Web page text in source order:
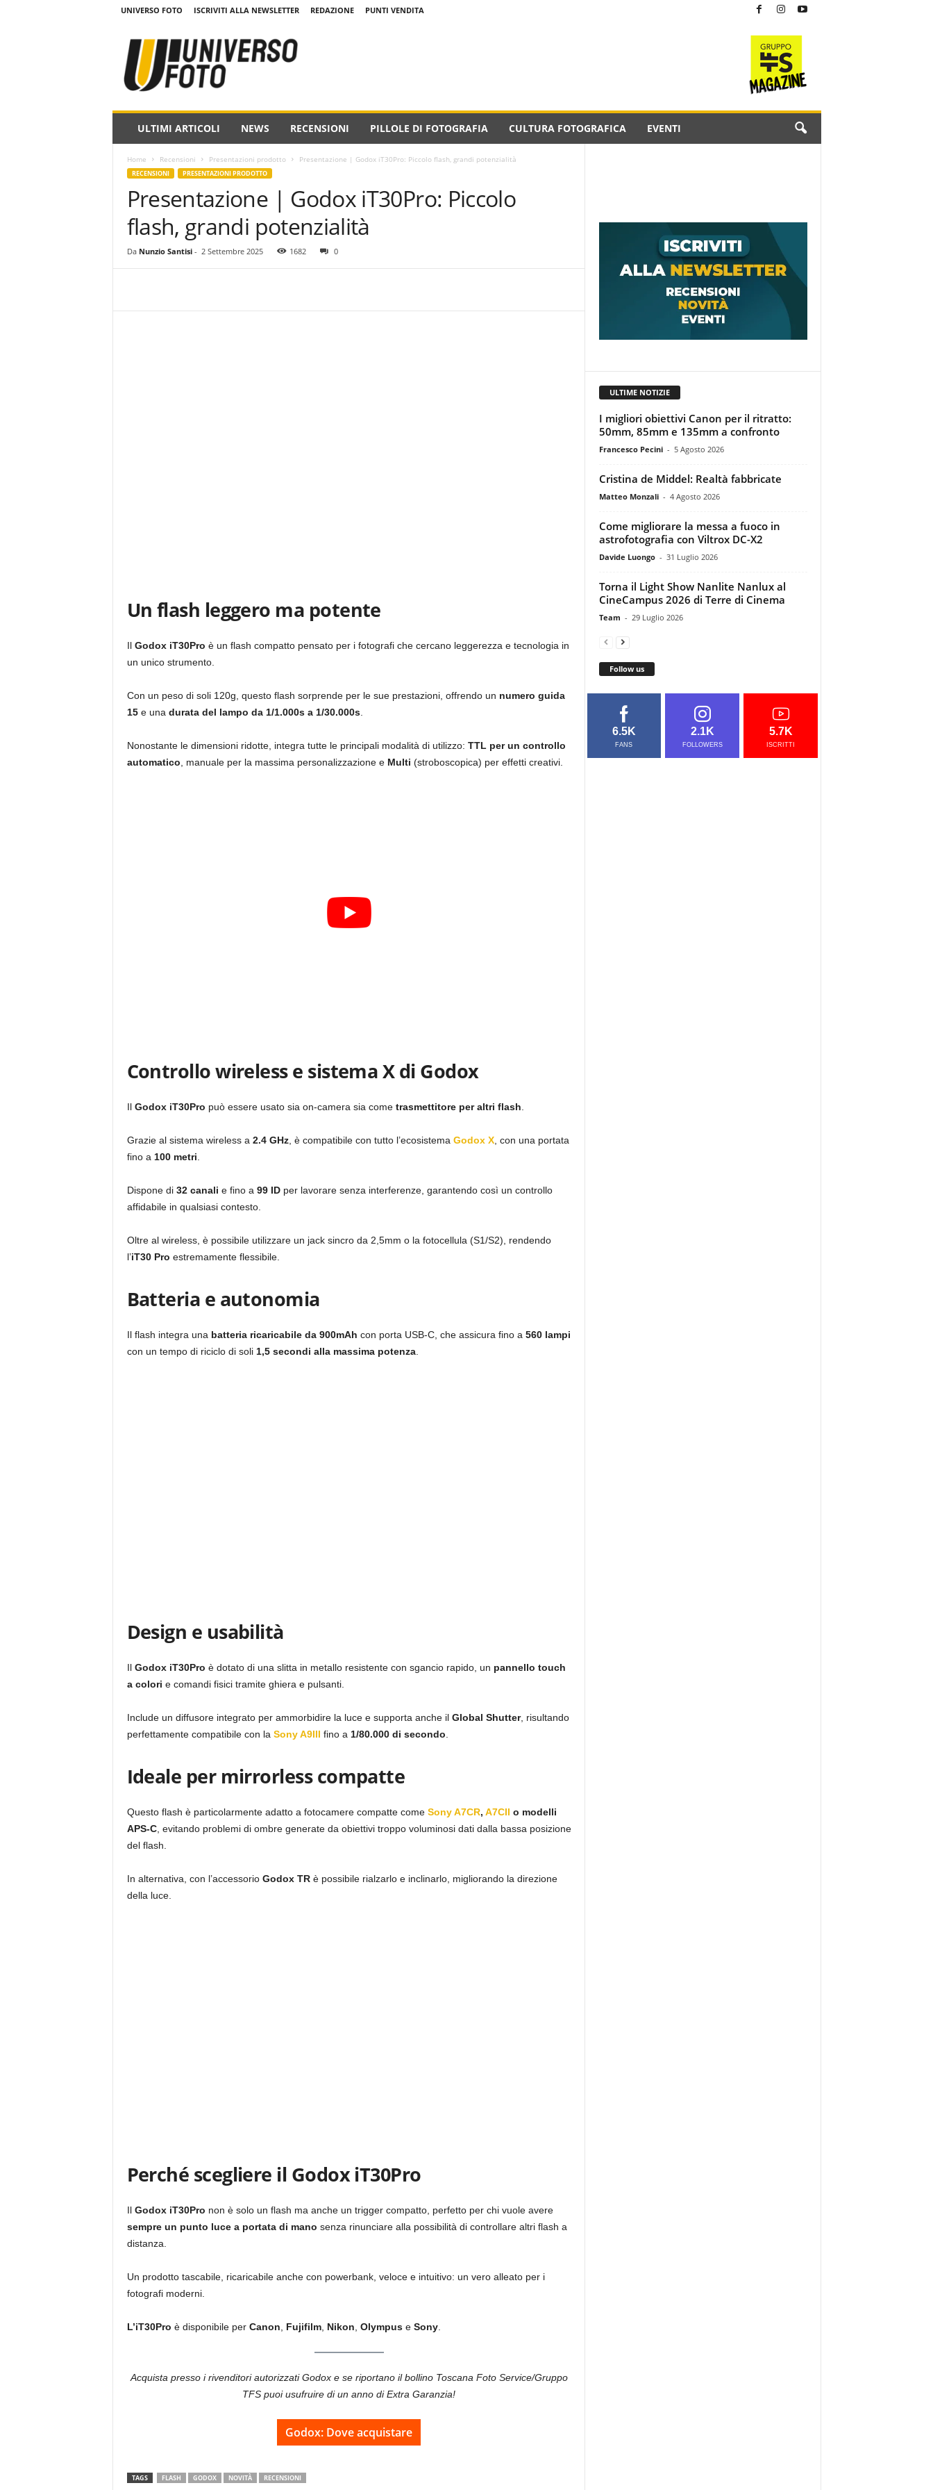
UNIVERSO FOTO ISCRIVITI ALLA NEWSLETTER REDAZIONE PUNTI VENDITA
.
ULTIMI ARTICOLI NEWS RECENSIONI PILLOLE DI FOTOGRAFIA CULTURA FOTOGRAFICA EVENTI
Home Recensioni Presentazioni prodotto Presentazione | Godox iT30Pro: Piccolo flash, grandi potenzialità
RECENSIONI PRESENTAZIONI PRODOTTO
Presentazione | Godox iT30Pro: Piccolo
flash, grandi potenzialità
Da Nunzio Santisi- 2 Settembre 2025 1682 0
Un flash leggero ma potente
Il Godox iT30Pro è un flash compatto pensato per i fotografi che cercano leggerezza e tecnologia in
un unico strumento.
Con un peso di soli 120g, questo flash sorprende per le sue prestazioni, offrendo un numero guida
15e una durata del lampo da 1/1.000s a 1/30.000s.
Nonostante le dimensioni ridotte, integra tutte le principali modalità di utilizzo: TTL per un controllo
automatico , manuale per la massima personalizzazione e Multi (stroboscopica) per effetti creativi.
Controllo wireless e sistema X di Godox
Il Godox iT30Pro può essere usato sia on-camera sia come trasmettitore per altri flash
Grazie al sistema wireless a 2.4 GHz, è compatibile con tutto l’ecosistema Godox X, con una portata
fino a 100 metri
Dispone di 32 canali e fino a 99 IDper lavorare senza interferenze, garantendo così un controllo
affidabile in qualsiasi contesto.
Oltre al wireless, è possibile utilizzare un jack sincro da 2,5mm o la fotocellula (S1/S2), rendendo
l’iT30 Pro estremamente flessibile.
Batteria e autonomia
Il flash integra una batteria ricaricabile da 900mAh con porta USB-C, che assicura fino a 560 lampi
con un tempo di riciclo di soli 1,5 secondi alla massima potenza.
Design e usabilità
Il Godox iT30Pro è dotato di una slitta in metallo resistente con sgancio rapido, un pannello touch
a colori e comandi fisici tramite ghiera e pulsanti.
Include un diffusore integrato per ammorbidire la luce e supporta anche il Global Shutter, risultando
perfettamente compatibile con la Sony A9III fino a 1/80.000 di secondo
Ideale per mirrorless compatte
Questo flash è particolarmente adatto a fotocamere compatte come Sony A7CR, A7CII o modelli
APS-C, evitando problemi di ombre generate da obiettivi troppo voluminosi dati dalla bassa posizione
del flash.
In alternativa, con l’accessorio Godox TRè possibile rialzarlo e inclinarlo, migliorando la direzione
della luce.
Perché scegliere il Godox iT30Pro
Il Godox iT30Pro non è solo un flash ma anche un trigger compatto, perfetto per chi vuole avere
sempre un punto luce a portata di mano senza rinunciare alla possibilità di controllare altri flash a
distanza.
Un prodotto tascabile, ricaricabile anche con powerbank, veloce e intuitivo: un vero alleato per i
fotografi moderni.
L’iT30Pro è disponibile per Canon Fujifilm, Nikon Olympus e Sony.
Acquista presso i rivenditori autorizzati Godox e se riportano il bollino Toscana Foto Service/Gruppo
TFS puoi usufruire di un anno di Extra Garanzia!
Godox: Dove acquistare
TAGS FLASH GODOX NOVITÀ RECENSIONI
ULTIME NOTIZIE
I migliori obiettivi Canon per il ritratto:
50mm, 85mm e 135mm a confronto
Francesco Pecini - 5 Agosto 2026
Cristina de Middel: Realtà fabbricate
Matteo Monzali - 4 Agosto 2026
Come migliorare la messa a fuoco in
astrofotografia con Viltrox DC-X2
Davide Luongo - 31 Luglio 2026
Torna il Light Show Nanlite Nanlux al
CineCampus 2026 di Terre di Cinema
Team - 29 Luglio 2026
Follow us
6.5K
FANS
2.1K
FOLLOWERS
5.7K
ISCRITTI